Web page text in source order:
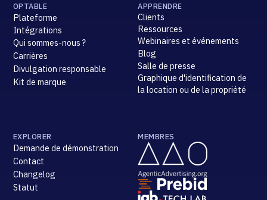
OPTABLE
Plateforme
Intégrations
Qui sommes-nous ?
Carrières
Divulgation responsable
Kit de marque
APPRENDRE
Clients
Ressources
Webinaires et événements
Blog
Salle de presse
Graphique d'identification de
la location ou de la propriété
EXPLORER
Demande de démonstration
Contact
Changelog
Statut
MEMBRES